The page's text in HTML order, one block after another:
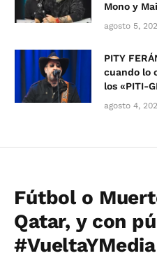
Mono y
agosto 5,
PITY
cuando lo
los «PITI-
agosto 4,
Fútbol o
Qatar, y con
#VueltaYMedia